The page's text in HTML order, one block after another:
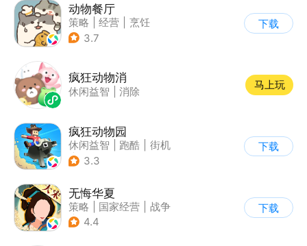
动物餐厅
策略 经营
烹饪
| 宠物
3.7
下载
疯狂动物消
休闲益智 消除
马上玩
疯狂动物园
休闲益智 跑酷
街机
| 像素风
3.3
下载
无悔华夏
策略 国家经营
战争
| 中国风
4.4
下载